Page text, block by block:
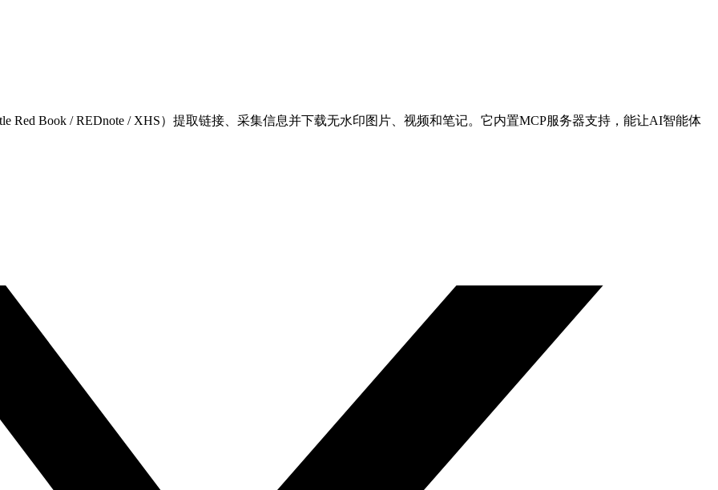
Red Book / REDnote / XHS）提取链接、采集信息并下载无水印图片、视频和笔记。它内置MCP服务器支持，能让AI智能体